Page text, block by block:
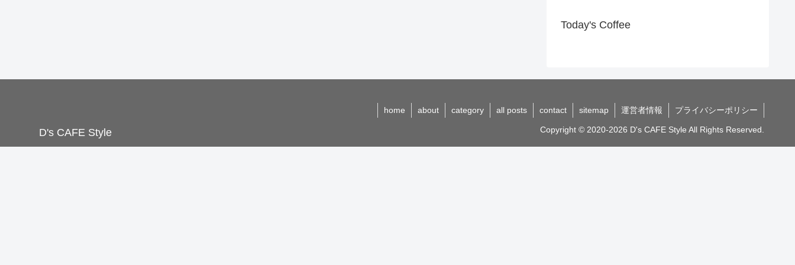
Today's Coffee
D's CAFE Style
home about category all posts contact sitemap 運営者情報 プライバシーポリシー
Copyright © 2020-2026 D's CAFE Style All Rights Reserved.